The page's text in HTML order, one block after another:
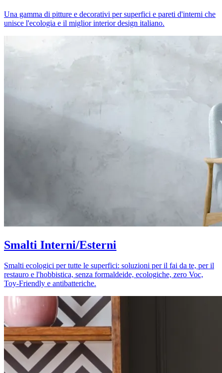
Una gamma di pitture e decorativi per superfici e pareti d'interni che
unisce l'ecologia e il miglior interior design italiano.
Smalti Interni/Esterni
Smalti ecologici per tutte le superfici: soluzioni per il fai da te, per il
restauro e l'hobbistica, senza formaldeide, ecologiche, zero Voc,
Toy-Friendly e antibatteriche.